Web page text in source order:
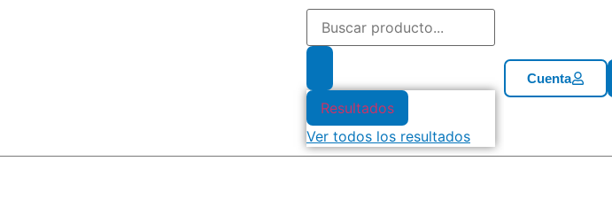
Resultados
Ver todos los resultados
Cuenta